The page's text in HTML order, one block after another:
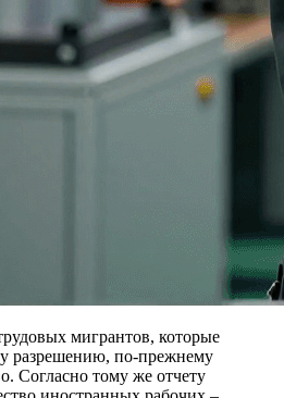
мигрантов, которые
разрешению, по-прежнему
Согласно тому же отчету